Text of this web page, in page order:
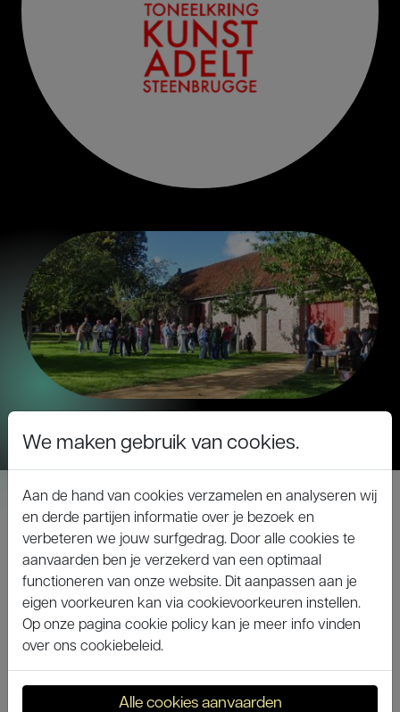
KUNST ADELT
Toneelzaal Zeven Torentjes
Canadaring 41
8310 Assebroek
kunstadeltsteenbrugge@gmail.com
We maken gebruik van cookies.
Aan de hand van cookies verzamelen en analyseren wij
en derde partijen informatie over je bezoek en
verbeteren we jouw surfgedrag. Door alle cookies te
aanvaarden ben je verzekerd van een optimaal
functioneren van onze website. Dit aanpassen aan je
eigen voorkeuren kan via cookievoorkeuren instellen.
Op onze pagina cookie policy kan je meer info vinden
over ons cookiebeleid.
Alle cookies aanvaarden